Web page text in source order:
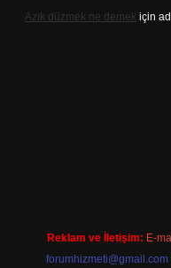
Azık düzmek ne demek için
Reklam ve İletişim: E-
forumhizmeti@gmail.com